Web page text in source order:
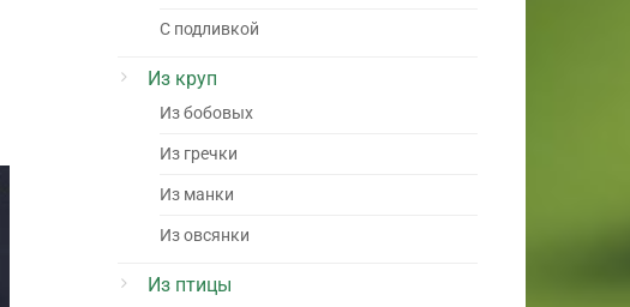
С подливкой
Из круп
Из бобовых
Из гречки
Из манки
Из овсянки
Из птицы